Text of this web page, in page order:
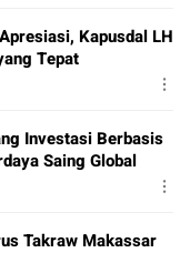
Kapusdal LH
Tepat
Investasi Berbasis
Saing Global
Takraw Makassar